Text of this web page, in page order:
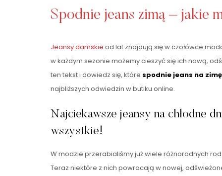
Spodnie jeans zimą – jakie
Jeansy damskie od lat znajdują się w czołówce
w każdym sezonie możemy cieszyć się ich nową,
ten tekst i dowiedz się, które spodnie jeans na zimę
najbliższych odwiedzin w butiku online.
Najciekawsze jeansy na chłodne
wszystkie!
W modzie przerabialiśmy już wiele różnorodnych
Teraz niektóre z nich powracają w nowej,